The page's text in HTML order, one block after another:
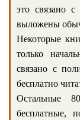
это связано
выложены
Некоторые
только
связано с
бесплатно
Остальные
бесплатные,